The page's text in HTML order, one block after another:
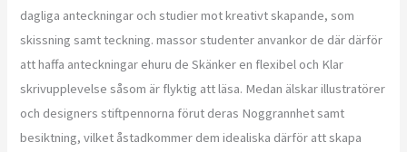
dagliga anteckningar och studier mot kreativt skapande, som
skissning samt teckning. massor studenter anvankor de där därför
att haffa anteckningar ehuru de Skänker en flexibel och Klar
skrivupplevelse såsom är flyktig att läsa. Medan älskar illustratörer
och designers stiftpennorna förut deras Noggrannhet samt
besiktning, vilket åstadkommer dem idealiska därför att skapa